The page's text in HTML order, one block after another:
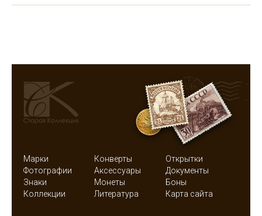
Марки Конверты
Открытки
Фотографии
Аксессуары
Документы
Знаки
Монеты
Боны
Коллекции
Литература Карта сайта